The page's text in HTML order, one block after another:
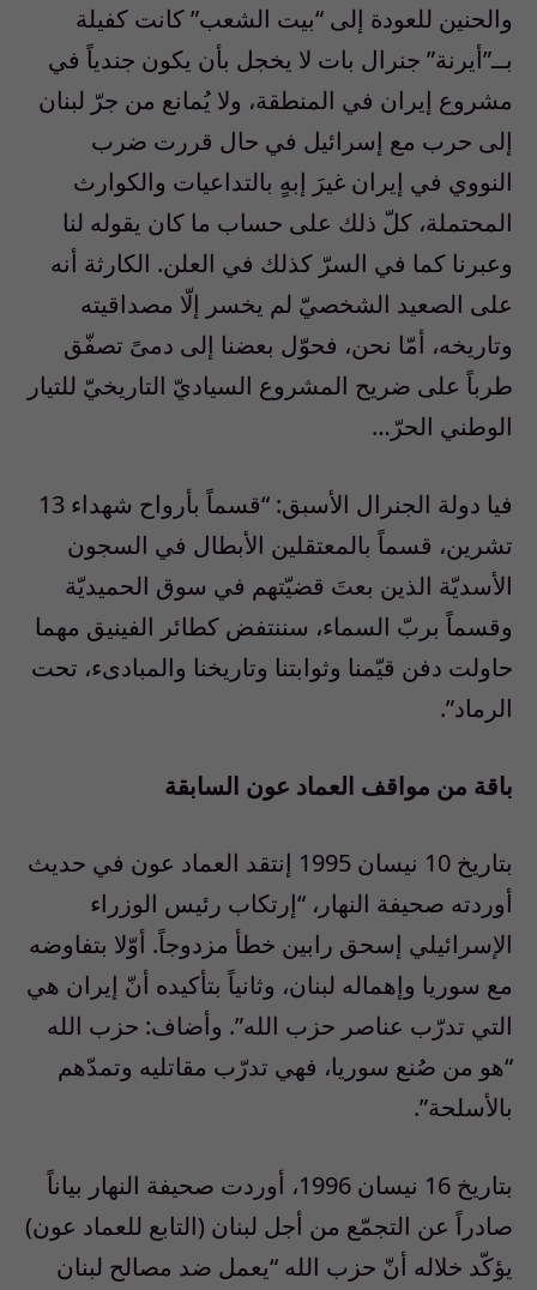
والحنين للعودة إلى “بيت الشعب” كانت كفيلة
بــ”أيرنة” جنرال بات لا يخجل بأن يكون جندياً في
مشروع إيران في المنطقة، ولا يُمانع من جرّ لبنان
إلى حرب مع إسرائيل في حال قررت ضرب
النووي في إيران غيرَ إبهٍ بالتداعيات والكوارث
المحتملة، كلّ ذلك على حساب ما كان يقوله لنا
وعبرنا كما في السرّ كذلك في العلن. الكارثة أنه
على الصعيد الشخصيّ لم يخسر إلّا مصداقيته
وتاريخه، أمّا نحن، فحوّل بعضنا إلى دمىً تصفّق
طرباً على ضريح المشروع السياديّ التاريخيّ للتيار
الوطني الحرّ…
فيا دولة الجنرال الأسبق: “قسماً بأرواح شهداء 13
تشرين، قسماً بالمعتقلين الأبطال في السجون
الأسديّة الذين بعتَ قضيّتهم في سوق الحميديّة
وقسماً بربّ السماء، سننتفض كطائر الفينيق مهما
حاولت دفن قيّمنا وثوابتنا وتاريخنا والمبادىء، تحت
الرماد”.
باقة من مواقف العماد عون السابقة
بتاريخ 10 نيسان 1995 إنتقد العماد عون في حديث
أوردته صحيفة النهار، “إرتكاب رئيس الوزراء
الإسرائيلي إسحق رابين خطأ مزدوجاً. أوّلا بتفاوضه
مع سوريا وإهماله لبنان، وثانياً بتأكيده أنّ إيران هي
التي تدرّب عناصر حزب الله”. وأضاف: حزب الله
“هو من صُنع سوريا، فهي تدرّب مقاتليه وتمدّهم
بالأسلحة”.
بتاريخ 16 نيسان 1996، أوردت صحيفة النهار بياناً
صادراً عن التجمّع من أجل لبنان (التابع للعماد عون)
يؤكّد خلاله أنّ حزب الله “يعمل ضد مصالح لبنان